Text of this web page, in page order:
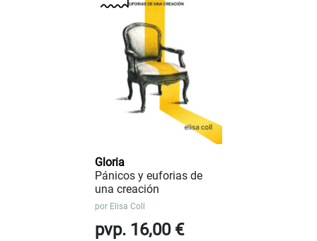
Gloria
Pánicos y euforias de
una creación
por Elisa Coll
pvp. 16,00 €